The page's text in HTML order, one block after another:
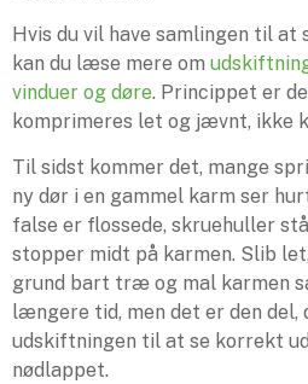
Hvis du vil have samlingen til
kan du læse mere om
vinduer og døre. Princippet er
komprimeres let og jævnt, ikke
Til sidst kommer det, mange
ny dør i en gammel karm ser
false er flossede, skruehuller
stopper midt på karmen. Slib
grund bart træ og mal karmen
længere tid, men det er den del,
udskiftningen til at se korrekt
nødlappet.